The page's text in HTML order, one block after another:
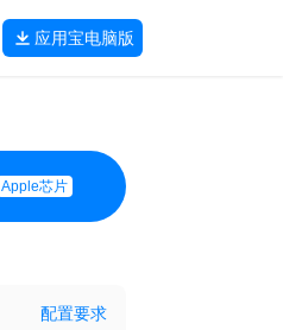
应用宝电脑版
Apple芯片
配置要求